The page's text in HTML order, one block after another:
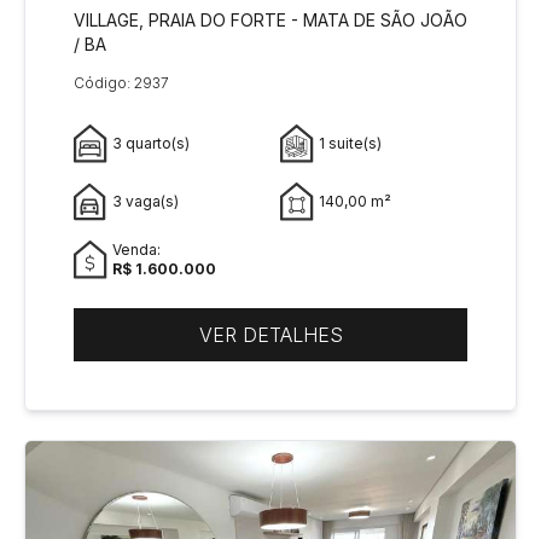
VILLAGE, PRAIA DO FORTE - MATA DE SÃO JOÃO
/ BA
Código: 2937
3 quarto(s) 1 suite(s)
3 vaga(s) 140,00 m²
Venda:
R$ 1.600.000
VER DETALHES